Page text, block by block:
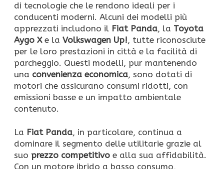
di tecnologie che le rendono ideali per i
conducenti moderni. Alcuni dei modelli più
apprezzati includono il Fiat Panda, la Toyota
Aygo Xe la Volkswagen Up!, tutte riconosciute
per le loro prestazioni in città e la facilità di
parcheggio. Questi modelli, pur mantenendo
una convenienza economica, sono dotati di
motori che assicurano consumi ridotti, con
emissioni basse e un impatto ambientale
contenuto.
La Fiat Panda, in particolare, continua a
dominare il segmento delle utilitarie grazie al
suo prezzo competitivo e alla sua affidabilità.
Con un motore ibrido a basso consumo,